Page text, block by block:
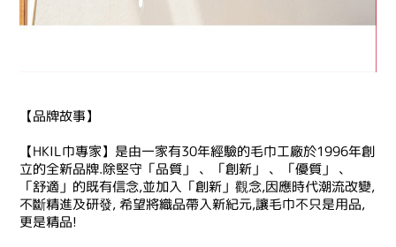
【品牌故事】
【HKIL巾專家】是由一家有30年經驗的毛巾工廠於1996年創
立的全新品牌.除堅守「品質」 、「創新」 、「優質」 、
「舒適」的既有信念,並加入「創新」觀念,因應時代潮流改變,
不斷精進及研發, 希望將織品帶入新紀元,讓毛巾不只是用品,
更是精品!